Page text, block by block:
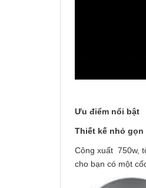
Ưu điểm nổi bật
Thiết kế nhỏ gọn
Công xuất 750w,
cho bạn có một